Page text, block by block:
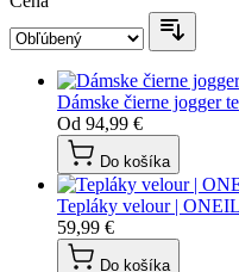
Dámske čierne jogger
Od 94,99 €
Do košíka
Tepláky velour |
59,99 €
Do košíka